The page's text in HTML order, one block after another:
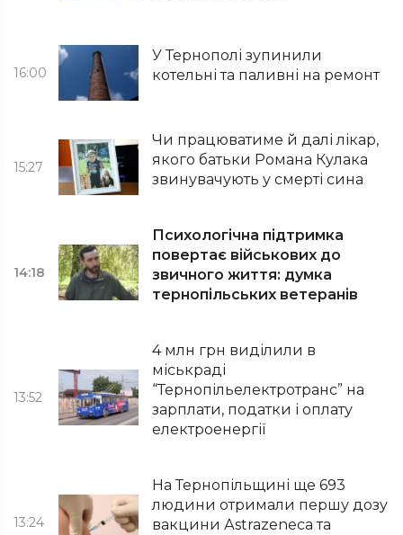
16:00
У Тернополі зупинили
котельні та паливні на ремонт
15:27
Чи працюватиме й далі лікар,
якого батьки Романа Кулака
звинувачують у смерті сина
14:18
Психологічна підтримка
повертає військових до
звичного життя: думка
тернопільських ветеранів
13:52
4 млн грн виділили в
міськраді
“Тернопільелектротранс” на
зарплати, податки і оплату
електроенергії
13:24
На Тернопільщині ще 693
людини отримали першу дозу
вакцини Аstrazeneca та